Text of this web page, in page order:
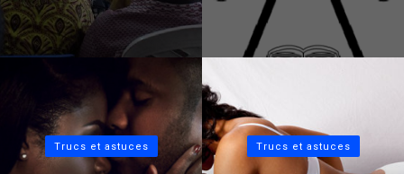
Trucs et astuces Trucs et astuces